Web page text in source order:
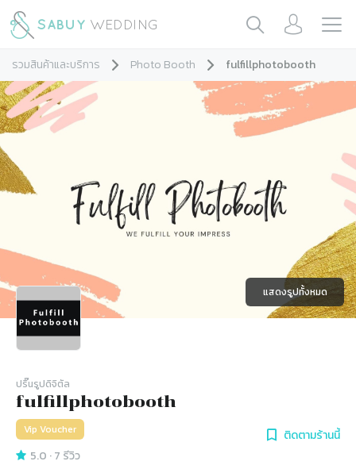
รวมสินค้าและบริการ Photo Booth fulfillphotobooth
แสดงรูปทั้งหมด
ปริ๊นรูปดิจิตัล
fulfillphotobooth
Vip Voucher
5.0 ·7 รีวิว
ติดตามร้านนี้